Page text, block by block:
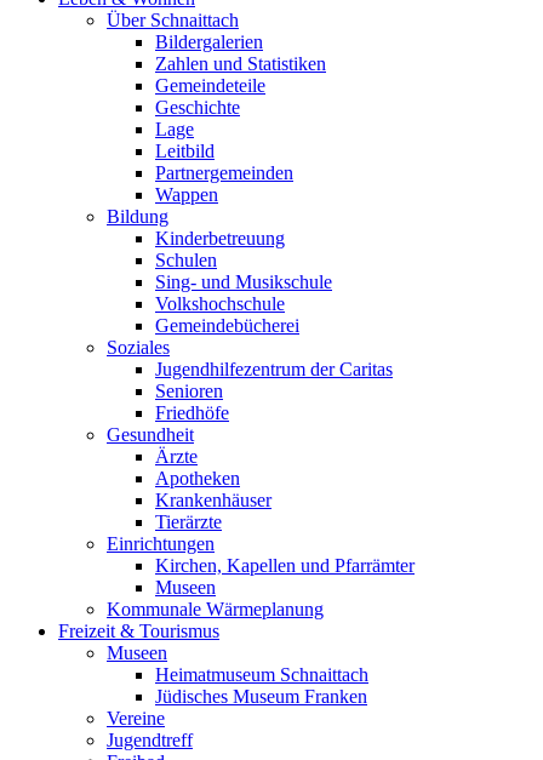
Über Schnaittach
Bildergalerien
Zahlen und Statistiken
Gemeindeteile
Geschichte
Lage
Leitbild
Partnergemeinden
Wappen
Bildung
Kinderbetreuung
Schulen
Sing- und Musikschule
Volkshochschule
Gemeindebücherei
Soziales
Jugendhilfezentrum der Caritas
Senioren
Friedhöfe
Gesundheit
Ärzte
Apotheken
Krankenhäuser
Tierärzte
Einrichtungen
Kirchen, Kapellen und Pfarrämter
Museen
Kommunale Wärmeplanung
Freizeit & Tourismus
Museen
Heimatmuseum Schnaittach
Jüdisches Museum Franken
Vereine
Jugendtreff